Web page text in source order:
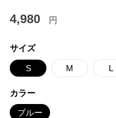
4,980 円
サイズ
S M L
カラー
ブルー